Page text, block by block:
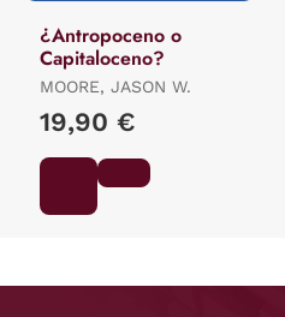
¿Antropoceno o
Capitaloceno?
MOORE, JASON W.
19,90 €